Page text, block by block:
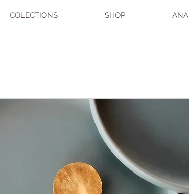
COLECTIONS SHOP ANA